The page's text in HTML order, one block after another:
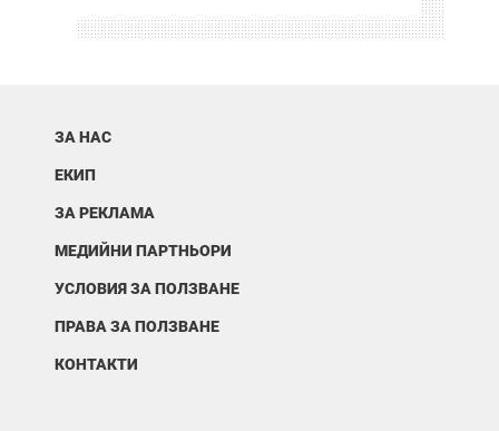
ЗА НАС
ЕКИП
ЗА РЕКЛАМА
МЕДИЙНИ ПАРТНЬОРИ
УСЛОВИЯ ЗА ПОЛЗВАНЕ
ПРАВА ЗА ПОЛЗВАНЕ
КОНТАКТИ